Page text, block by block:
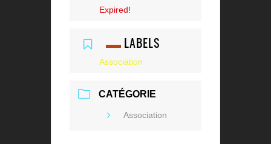
Expired!
LABELS
Association
CATÉGORIE
Association